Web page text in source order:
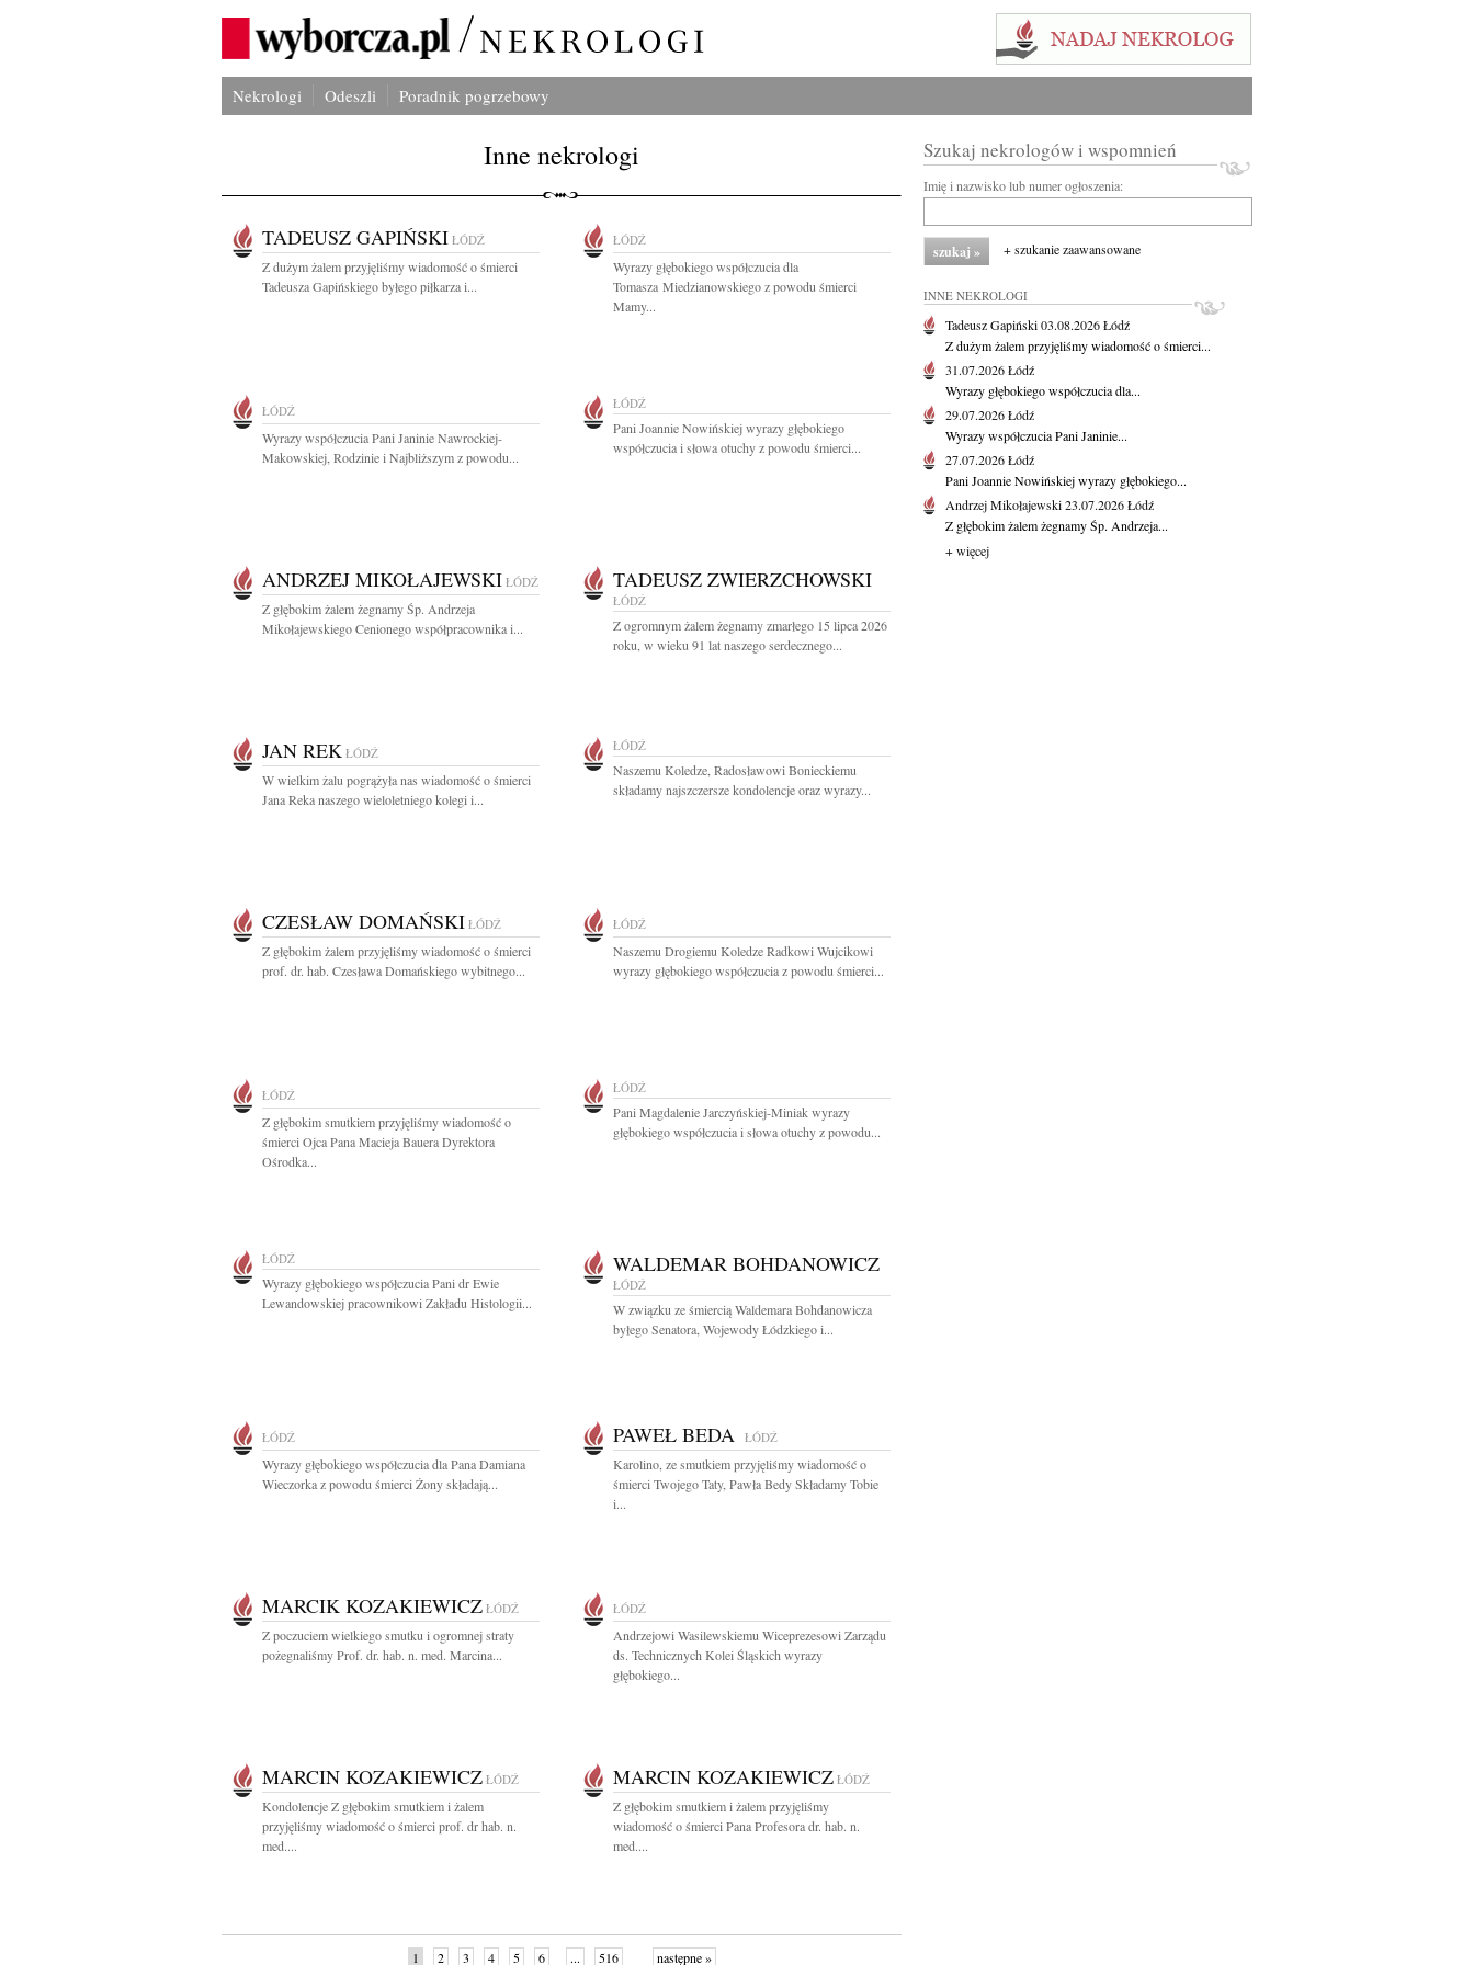
Nekrologi Odeszli Poradnik pogrzebowy
Inne nekrologi
TADEUSZ GAPIŃSKI ŁÓDŹ
Z dużym żalem przyjęliśmy wiadomość o śmierci
Tadeusza Gapińskiego byłego piłkarza i...
ŁÓDŹ
Wyrazy głębokiego współczucia dla
Tomasza Miedzianowskiego z powodu śmierci
Mamy...
ŁÓDŹ
Wyrazy współczucia Pani Janinie Nawrockiej-
Makowskiej, Rodzinie i Najbliższym z powodu...
ŁÓDŹ
Pani Joannie Nowińskiej wyrazy głębokiego
współczucia i słowa otuchy z powodu śmierci...
ANDRZEJ MIKOŁAJEWSKI ŁÓDŹ
Z głębokim żalem żegnamy Śp. Andrzeja
Mikołajewskiego Cenionego współpracownika i...
TADEUSZ ZWIERZCHOWSKI
ŁÓDŹ
Z ogromnym żalem żegnamy zmarłego 15 lipca 2026
roku, w wieku 91 lat naszego serdecznego...
JAN REK ŁÓDŹ
W wielkim żalu pogrążyła nas wiadomość o śmierci
Jana Reka naszego wieloletniego kolegi i...
ŁÓDŹ
Naszemu Koledze, Radosławowi Bonieckiemu
składamy najszczersze kondolencje oraz wyrazy...
CZESŁAW DOMAŃSKI ŁÓDŹ
Z głębokim żalem przyjęliśmy wiadomość o śmierci
prof. dr. hab. Czesława Domańskiego wybitnego...
ŁÓDŹ
Naszemu Drogiemu Koledze Radkowi Wujcikowi
wyrazy głębokiego współczucia z powodu śmierci...
ŁÓDŹ
Z głębokim smutkiem przyjęliśmy wiadomość o
śmierci Ojca Pana Macieja Bauera Dyrektora
Ośrodka...
ŁÓDŹ
Pani Magdalenie Jarczyńskiej-Miniak wyrazy
głębokiego współczucia i słowa otuchy z powodu...
ŁÓDŹ
Wyrazy głębokiego współczucia Pani dr Ewie
Lewandowskiej pracownikowi Zakładu Histologii...
WALDEMAR BOHDANOWICZ
ŁÓDŹ
W związku ze śmiercią Waldemara Bohdanowicza
byłego Senatora, Wojewody Łódzkiego i...
ŁÓDŹ
Wyrazy głębokiego współczucia dla Pana Damiana
Wieczorka z powodu śmierci Żony składają...
PAWEŁ BEDA ŁÓDŹ
Karolino, ze smutkiem przyjęliśmy wiadomość o
śmierci Twojego Taty, Pawła Bedy Składamy Tobie
i...
MARCIK KOZAKIEWICZ ŁÓDŹ
Z poczuciem wielkiego smutku i ogromnej straty
pożegnaliśmy Prof. dr. hab. n. med. Marcina...
ŁÓDŹ
Andrzejowi Wasilewskiemu Wiceprezesowi Zarządu
ds. Technicznych Kolei Śląskich wyrazy
głębokiego...
MARCIN KOZAKIEWICZ ŁÓDŹ
Kondolencje Z głębokim smutkiem i żalem
przyjęliśmy wiadomość o śmierci prof. dr hab. n.
med....
MARCIN KOZAKIEWICZ ŁÓDŹ
Z głębokim smutkiem i żalem przyjęliśmy
wiadomość o śmierci Pana Profesora dr. hab. n.
med....
1 2 3 4 5 6 ... 516 następne »
Szukaj nekrologów i wspomnień
Imię i nazwisko lub numer ogłoszenia:
+ szukanie zaawansowane
INNE NEKROLOGI
Tadeusz Gapiński03.08.2026Łódź
Z dużym żalem przyjęliśmy wiadomość o śmierci...
31.07.2026Łódź
Wyrazy głębokiego współczucia dla...
29.07.2026Łódź
Wyrazy współczucia Pani Janinie...
27.07.2026Łódź
Pani Joannie Nowińskiej wyrazy głębokiego...
Andrzej Mikołajewski23.07.2026Łódź
Z głębokim żalem żegnamy Śp. Andrzeja...
+ więcej